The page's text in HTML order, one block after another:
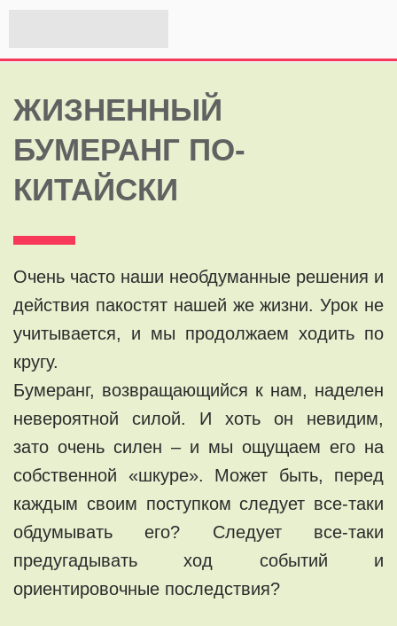
ЖИЗНЕННЫЙ
БУМЕРАНГ ПО-
КИТАЙСКИ
Очень часто наши необдуманные решения и
действия пакостят нашей же жизни. Урок не
учитывается, и мы продолжаем ходить по
кругу.
Бумеранг, возвращающийся к нам, наделен
невероятной силой. И хоть он невидим,
зато очень силен – и мы ощущаем его на
собственной «шкуре». Может быть, перед
каждым своим поступком следует все-таки
обдумывать его? Следует все-таки
предугадывать ход событий и
ориентировочные последствия?